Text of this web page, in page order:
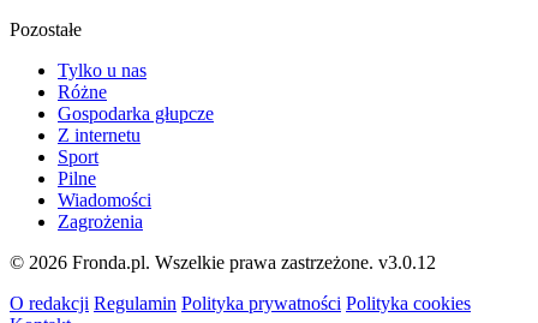
Pozostałe
Tylko u nas
Różne
Gospodarka głupcze
Z internetu
Sport
Pilne
Wiadomości
Zagrożenia
© 2026 Fronda.pl. Wszelkie prawa zastrzeżone. v3.0.12
O redakcji Regulamin Polityka prywatności Polityka cookies